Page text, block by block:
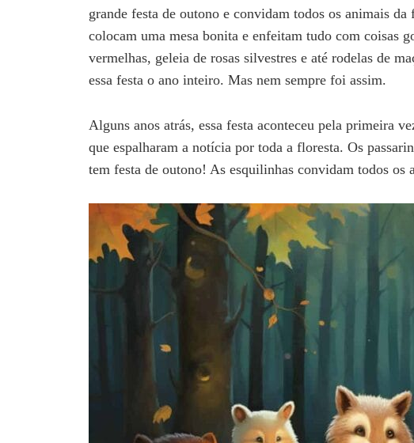
grande festa de outono e convidam todos os animais
colocam uma mesa bonita e enfeitam tudo com coisas
vermelhas, geleia de rosas silvestres e até rodelas de
essa festa o ano inteiro. Mas nem sempre foi assim.
Alguns anos atrás, essa festa aconteceu pela primeira
que espalharam a notícia por toda a floresta. Os
tem festa de outono! As esquilinhas convidam todos os